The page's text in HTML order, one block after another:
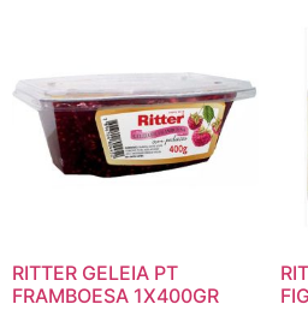
RITTER GELEIA PT
FRAMBOESA 1X400GR